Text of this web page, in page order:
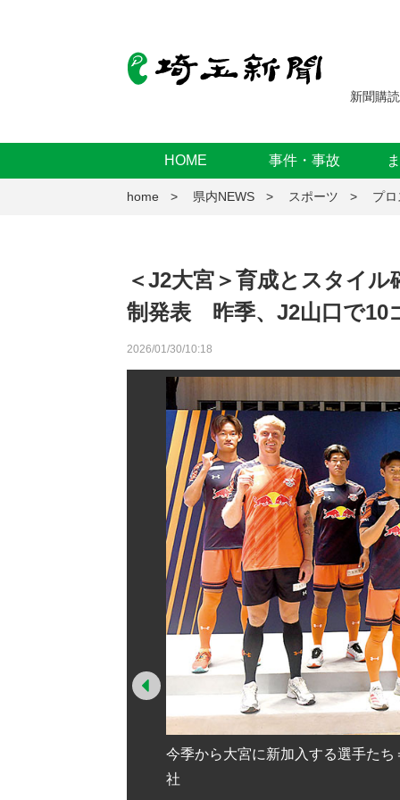
新聞購読
HOME 事件・事故
home 県内NEWS スポーツ プ
＜J2大宮＞育成とスタイ
制発表 昨季、J2山口で10
2026/01/30/10:18
今季から大宮に新加入する選手た
社